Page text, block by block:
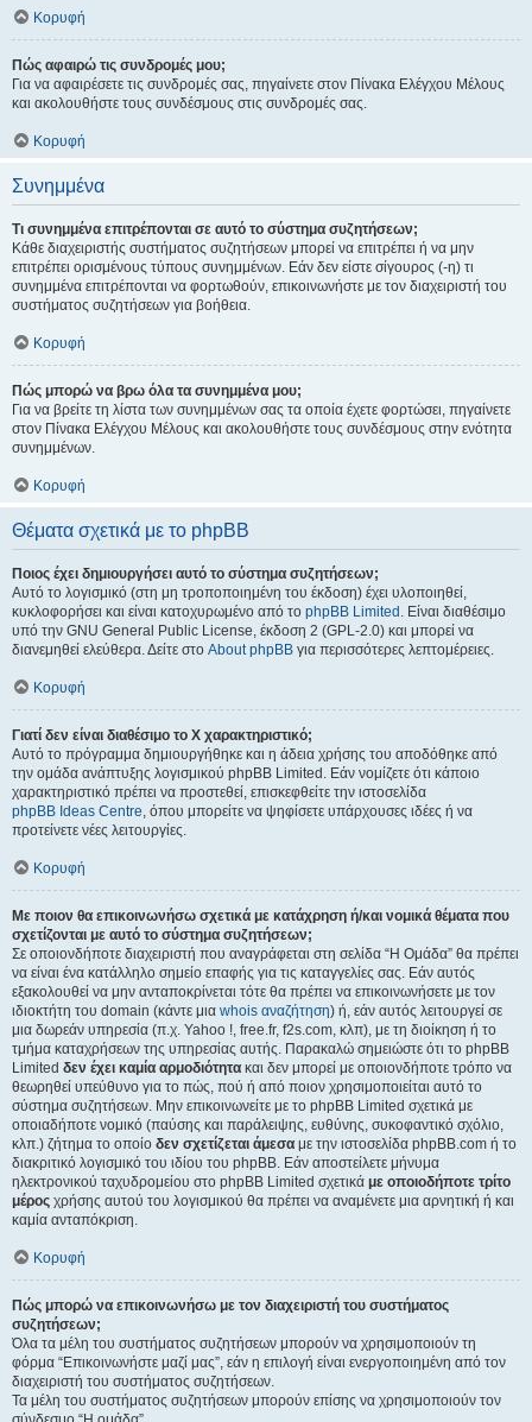
Κορυφή
Πώς αφαιρώ τις συνδρομές μου;
Για να αφαιρέσετε τις συνδρομές σας, πηγαίνετε στον Πίνακα Ελέγχου Μέλους
και ακολουθήστε τους συνδέσμους στις συνδρομές σας.
Κορυφή
Συνημμένα
Τι συνημμένα επιτρέπονται σε αυτό το σύστημα συζητήσεων;
Κάθε διαχειριστής συστήματος συζητήσεων μπορεί να επιτρέπει ή να μην
επιτρέπει ορισμένους τύπους συνημμένων. Εάν δεν είστε σίγουρος (-η) τι
συνημμένα επιτρέπονται να φορτωθούν, επικοινωνήστε με τον διαχειριστή του
συστήματος συζητήσεων για βοήθεια.
Κορυφή
Πώς μπορώ να βρω όλα τα συνημμένα μου;
Για να βρείτε τη λίστα των συνημμένων σας τα οποία έχετε φορτώσει, πηγαίνετε
στον Πίνακα Ελέγχου Μέλους και ακολουθήστε τους συνδέσμους στην ενότητα
συνημμένων.
Κορυφή
Θέματα σχετικά με το phpBB
Ποιος έχει δημιουργήσει αυτό το σύστημα συζητήσεων;
Αυτό το λογισμικό (στη μη τροποποιημένη του έκδοση) έχει υλοποιηθεί,
κυκλοφορήσει και είναι κατοχυρωμένο από το phpBB Limited . Είναι διαθέσιμο
υπό την GNU General Public License, έκδοση 2 (GPL-2.0) και μπορεί να
διανεμηθεί ελεύθερα. Δείτε στο About phpBB για περισσότερες λεπτομέρειες.
Κορυφή
Γιατί δεν είναι διαθέσιμο το Χ χαρακτηριστικό;
Αυτό το πρόγραμμα δημιουργήθηκε και η άδεια χρήσης του αποδόθηκε από
την ομάδα ανάπτυξης λογισμικού phpBB Limited. Εάν νομίζετε ότι κάποιο
χαρακτηριστικό πρέπει να προστεθεί, επισκεφθείτε την ιστοσελίδα
phpBB Ideas Centre, όπου μπορείτε να ψηφίσετε υπάρχουσες ιδέες ή να
προτείνετε νέες λειτουργίες.
Κορυφή
Με ποιον θα επικοινωνήσω σχετικά με κατάχρηση ή/και νομικά θέματα που
σχετίζονται με αυτό το σύστημα συζητήσεων;
Σε οποιονδήποτε διαχειριστή που αναγράφεται στη σελίδα “Η Ομάδα” θα πρέπει
να είναι ένα κατάλληλο σημείο επαφής για τις καταγγελίες σας. Εάν αυτός
εξακολουθεί να μην ανταποκρίνεται τότε θα πρέπει να επικοινωνήσετε με τον
ιδιοκτήτη του domain (κάντε μια whois αναζήτηση) ή, εάν αυτός λειτουργεί σε
μια δωρεάν υπηρεσία (π.χ. Yahoo !, free.fr, f2s.com, κλπ), με τη διοίκηση ή το
τμήμα καταχρήσεων της υπηρεσίας αυτής. Παρακαλώ σημειώστε ότι το phpBB
Limited δεν έχει καμία αρμοδιότητα και δεν μπορεί με οποιονδήποτε τρόπο να
θεωρηθεί υπεύθυνο για το πώς, πού ή από ποιον χρησιμοποιείται αυτό το
σύστημα συζητήσεων. Μην επικοινωνείτε με το phpBB Limited σχετικά με
οποιαδήποτε νομικό (παύσης και παράλειψης, ευθύνης, συκοφαντικό σχόλιο,
κλπ.) ζήτημα το οποίο δεν σχετίζεται άμεσα με την ιστοσελίδα phpBB.com ή το
διακριτικό λογισμικό του ιδίου του phpBB. Εάν αποστείλετε μήνυμα
ηλεκτρονικού ταχυδρομείου στο phpBB Limited σχετικά με οποιοδήποτε τρίτο
μέρος χρήσης αυτού του λογισμικού θα πρέπει να αναμένετε μια αρνητική ή και
καμία ανταπόκριση.
Κορυφή
Πώς μπορώ να επικοινωνήσω με τον διαχειριστή του συστήματος
συζητήσεων;
Όλα τα μέλη του συστήματος συζητήσεων μπορούν να χρησιμοποιούν τη
φόρμα “Επικοινωνήστε μαζί μας”, εάν η επιλογή είναι ενεργοποιημένη από τον
διαχειριστή του συστήματος συζητήσεων.
Τα μέλη του συστήματος συζητήσεων μπορούν επίσης να χρησιμοποιούν τον